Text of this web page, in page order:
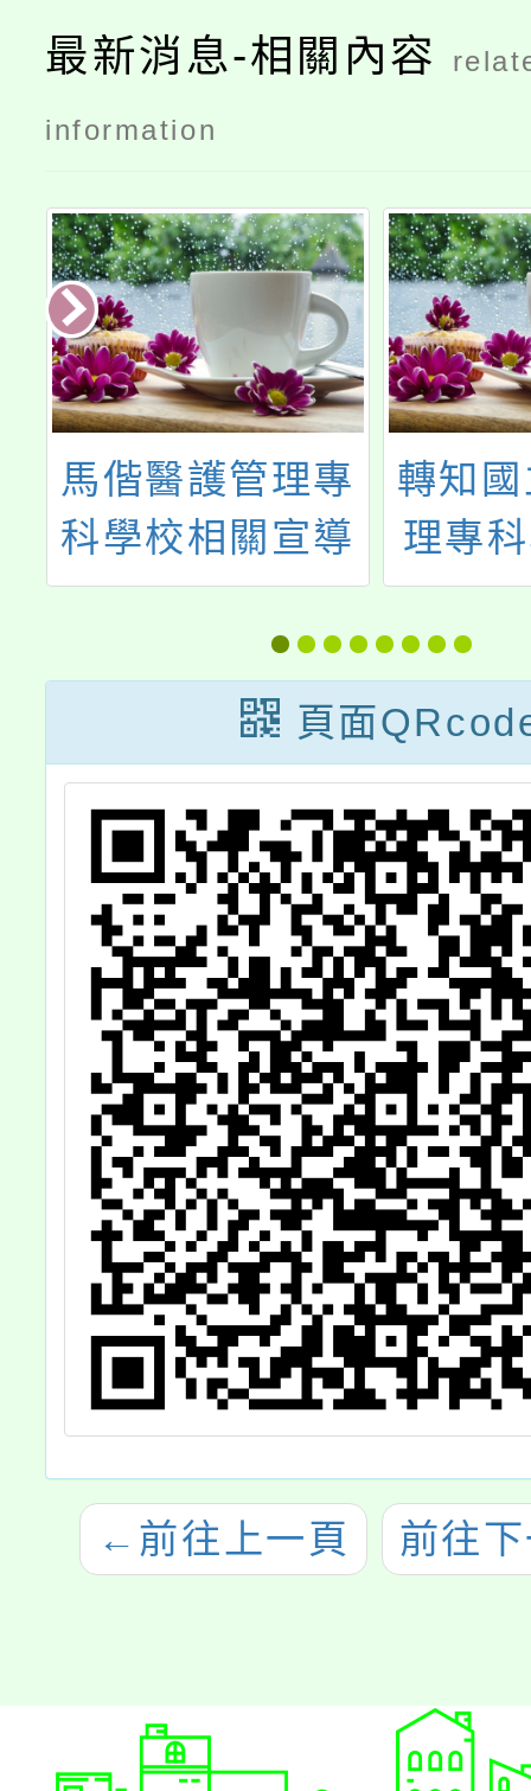
最新消息-相關內容
information
馬偕醫護管理專
科學校相關宣導
(線上)及體驗活
動，詳見附件
轉知
理專
年3月
六)「
~113
試入學
原住民
園參
頁面
← 前往上一頁 前往